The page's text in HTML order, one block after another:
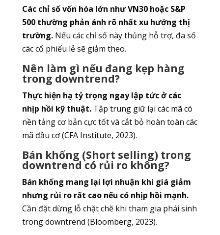
Các chỉ số vốn hóa lớn như VN30 hoặc S&P
500 thường phản ánh rõ nhất xu hướng thị
trường.Nếu các chỉ số này thủng hỗ trợ, đa số
các cổ phiếu lẻ sẽ giảm theo.
Nên làm gì nếu đang kẹp hàng
trong downtrend?
Thực hiện hạ tỷ trọng ngay lập tức ở các
nhịp hồi kỹ thuật.Tập trung giữ lại các mã có
nền tảng cơ bản cực tốt và cắt bỏ hoàn toàn các
mã đầu cơ (CFA Institute, 2023).
Bán khống (Short selling) trong
downtrend có rủi ro không?
Bán khống mang lại lợi nhuận khi giá giảm
nhưng rủi ro rất cao nếu có nhịp hồi mạnh.
Cần đặt dừng lỗ chặt chẽ khi tham gia phái sinh
trong downtrend (Bloomberg, 2023).